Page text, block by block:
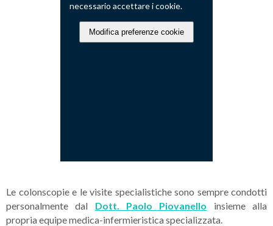
necessario accettare i cookie.
Modifica preferenze cookie
Le colonscopie e le visite specialistiche sono sempre condotti
personalmente dal Dott. Paolo Piovanello insieme alla
propria equipe medica-infermieristica specializzata.